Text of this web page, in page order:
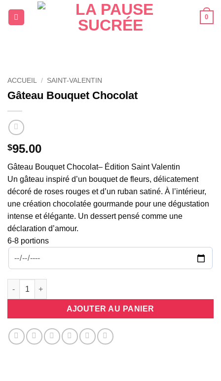
0
ACCUEIL / SAINT-VALENTIN
Gâteau Bouquet Chocolat
$95.00
Gâteau Bouquet Chocolat– Édition Saint Valentin
Un gâteau inspiré d’un bouquet de fleurs, délicatement
décoré de roses rouges et d’un ruban satiné. À l’intérieur,
une création chocolatée gourmande pour une dégustation
intense et élégante. Un dessert pensé comme une
déclaration d’amour.
6-8 portions
quantité de Gâteau Bouquet Chocolat
AJOUTER AU PANIER